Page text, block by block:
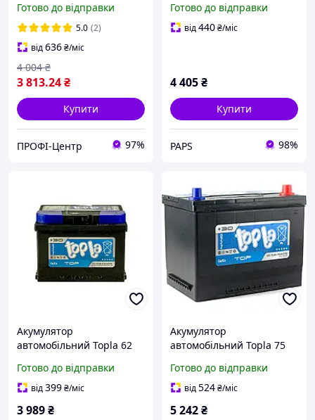
Готово до відправки
5.0 (2)
від636₴/міс
3 813.24₴
4 004 ₴
Купити
ПРОФІ-Центр 97%
Euro (118 665) f
Готово до відправки
від440₴/міс
4 405₴
Купити
PAPS 98%
Акумулятор
автомобільний Topla 62
jГотово до відправки
від399₴/міс
3 989₴
Акумулятор
автомобільний Topla 75
Euro (118 875) u
Готово до відправки
від524₴/міс
5 242₴